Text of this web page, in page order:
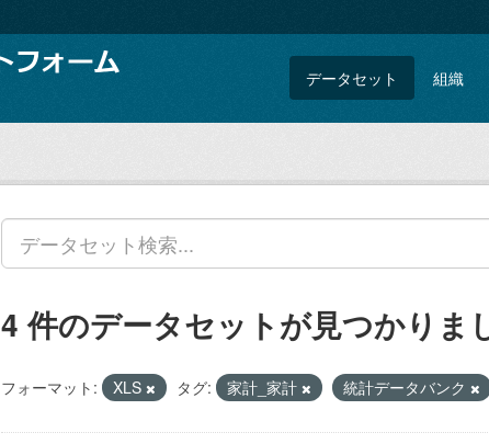
データセット 組織
4 件のデータセットが見つかりま
フォーマット: XLS タグ: 家計_家計 統計データバンク